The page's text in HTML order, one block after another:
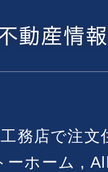
務店で注
ーホーム ,